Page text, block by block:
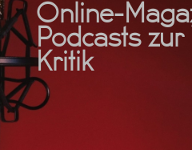
Online-
Podcasts
Kritik